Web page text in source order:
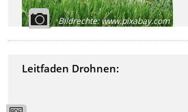
Bildrechte:www.pixabay.com
Leitfaden Drohnen: